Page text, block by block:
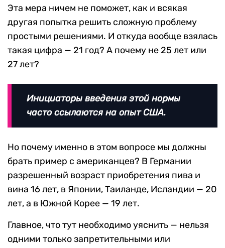
Эта мера ничем не поможет, как и всякая
другая попытка решить сложную проблему
простыми решениями. И откуда вообще взялась
такая цифра — 21 год? А почему не 25 лет или
27 лет?
Инициаторы введения этой нормы
часто ссылаются на опыт США.
Но почему именно в этом вопросе мы должны
брать пример с американцев? В Германии
разрешенный возраст приобретения пива и
вина 16 лет, в Японии, Таиланде, Исландии — 20
лет, а в Южной Корее — 19 лет.
Главное, что тут необходимо уяснить — нельзя
одними только запретительными или